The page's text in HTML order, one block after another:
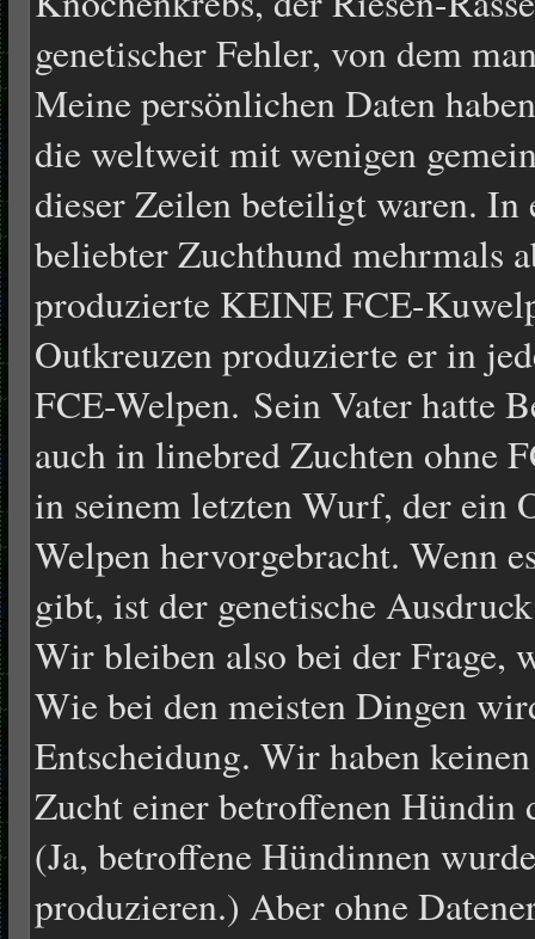
genetischer Fehler, von dem
Meine persönlichen Daten
die weltweit mit wenigen
dieser Zeilen beteiligt waren.
beliebter Zuchthund mehrmals
produzierte KEINE FCE-
Outkreuzen produzierte er in
FCE-Welpen. Sein Vater hatte
auch in linebred Zuchten ohne
in seinem letzten Wurf, der ein
Welpen hervorgebracht. Wenn
gibt, ist der genetische
Wir bleiben also bei der Frage,
Wie bei den meisten Dingen
Entscheidung. Wir haben
Zucht einer betroffenen Hündin
(Ja, betroffene Hündinnen
produzieren.) Aber ohne